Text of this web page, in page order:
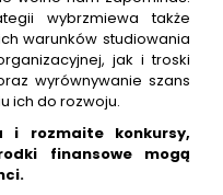
wybrzmiewa także
warunków studiowania
jak i troski
wyrównywanie szans
ich do rozwoju.
i rozmaite konkursy,
finansowe mogą